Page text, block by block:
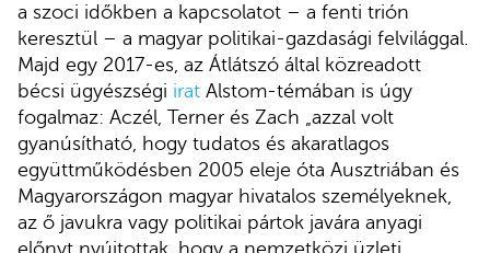
a szoci időkben a kapcsolatot – a fenti trión
keresztül – a magyar politikai-gazdasági felvilággal.
Majd egy 2017-es, az Átlátszó által közreadott
bécsi ügyészségi irat Alstom-témában is úgy
fogalmaz: Aczél, Terner és Zach „azzal volt
gyanúsítható, hogy tudatos és akaratlagos
együttműködésben 2005 eleje óta Ausztriában és
Magyarországon magyar hivatalos személyeknek,
az ő javukra vagy politikai pártok javára anyagi